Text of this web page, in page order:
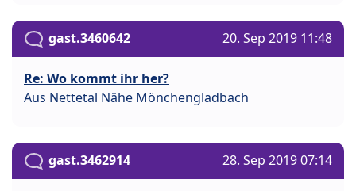
gast.3460642 20. Sep 2019 11:48
Re: Wo kommt ihr her?
Aus Nettetal Nähe Mönchengladbach
gast.3462914 28. Sep 2019 07:14